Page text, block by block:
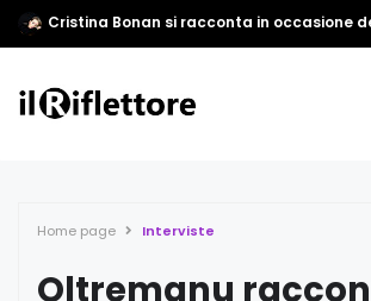
Home page Interviste
Oltremanu